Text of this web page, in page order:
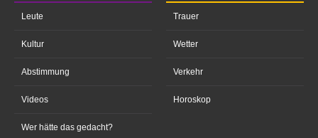
Leute
Kultur
Abstimmung
Videos
Wer hätte das gedacht?
Trauer
Wetter
Verkehr
Horoskop